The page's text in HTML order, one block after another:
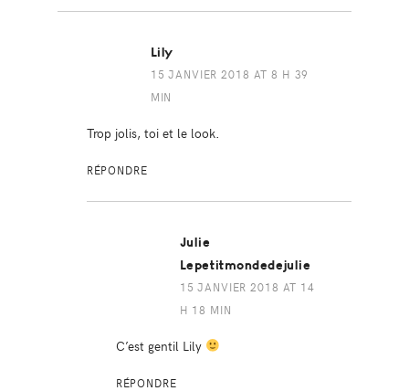
Lily
15 JANVIER 2018 AT 8 H 39
MIN
Trop jolis, toi et le look.
RÉPONDRE
Julie
Lepetitmondedejulie
15 JANVIER 2018 AT 14
H 18 MIN
C’est gentil Lily
RÉPONDRE